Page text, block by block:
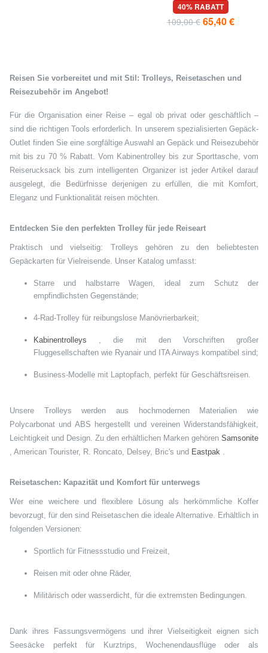
40% RABATT
109,00 € 65,40 €
Reisen Sie vorbereitet und mit Stil: Trolleys, Reisetaschen und
Reisezubehör im Angebot!
Für die Organisation einer Reise – egal ob privat oder geschäftlich –
sind die richtigen Tools erforderlich. In unserem spezialisierten Gepäck-
Outlet finden Sie eine sorgfältige Auswahl an Gepäck und Reisezubehör
mit bis zu 70 % Rabatt. Vom Kabinentrolley bis zur Sporttasche, vom
Reiserucksack bis zum intelligenten Organizer ist jeder Artikel darauf
ausgelegt, die Bedürfnisse derjenigen zu erfüllen, die mit Komfort,
Eleganz und Funktionalität reisen möchten.
Entdecken Sie den perfekten Trolley für jede Reiseart
Praktisch und vielseitig: Trolleys gehören zu den beliebtesten
Gepäckarten für Vielreisende. Unser Katalog umfasst:
Starre und halbstarre Wagen, ideal zum Schutz der
empfindlichsten Gegenstände;
4-Rad-Trolley für reibungslose Manövrierbarkeit;
Kabinentrolleys , die mit den Vorschriften großer
Fluggesellschaften wie Ryanair und ITA Airways kompatibel sind;
Business-Modelle mit Laptopfach, perfekt für Geschäftsreisen.
Unsere Trolleys werden aus hochmodernen Materialien wie
Polycarbonat und ABS hergestellt und vereinen Widerstandsfähigkeit,
Leichtigkeit und Design. Zu den erhältlichen Marken gehören Samsonite
, American Tourister, R. Roncato, Delsey, Bric's und Eastpak
Reisetaschen: Kapazität und Komfort für unterwegs
Wer eine weichere und flexiblere Lösung als herkömmliche Koffer
bevorzugt, für den sind Reisetaschen die ideale Alternative. Erhältlich in
folgenden Versionen:
Sportlich für Fitnessstudio und Freizeit,
Reisen mit oder ohne Räder,
Militärisch oder wasserdicht, für die extremsten Bedingungen.
Dank ihres Fassungsvermögens und ihrer Vielseitigkeit eignen sich
Seesäcke perfekt für Kurztrips, Wochenendausflüge oder als